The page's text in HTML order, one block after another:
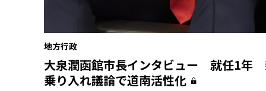
地方行政
大泉潤函館市長インタビュー 就任1年
乗り入れ議論で道南活性化